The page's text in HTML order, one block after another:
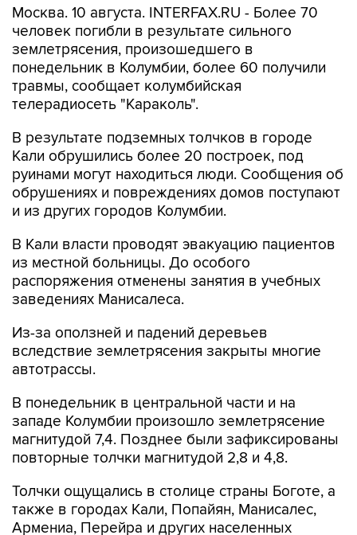
Москва. 10 августа. INTERFAX.RU - Более 70
человек погибли в результате сильного
землетрясения, произошедшего в
понедельник в Колумбии, более 60 получили
травмы, сообщает колумбийская
телерадиосеть "Караколь".
В результате подземных толчков в городе
Кали обрушились более 20 построек, под
руинами могут находиться люди. Сообщения об
обрушениях и повреждениях домов поступают
и из других городов Колумбии.
В Кали власти проводят эвакуацию пациентов
из местной больницы. До особого
распоряжения отменены занятия в учебных
заведениях Манисалеса.
Из-за оползней и падений деревьев
вследствие землетрясения закрыты многие
автотрассы.
В понедельник в центральной части и на
западе Колумбии произошло землетрясение
магнитудой 7,4. Позднее были зафиксированы
повторные толчки магнитудой 2,8 и 4,8.
Толчки ощущались в столице страны Боготе, а
также в городах Кали, Попайян, Манисалес,
Армениа, Перейра и других населенных